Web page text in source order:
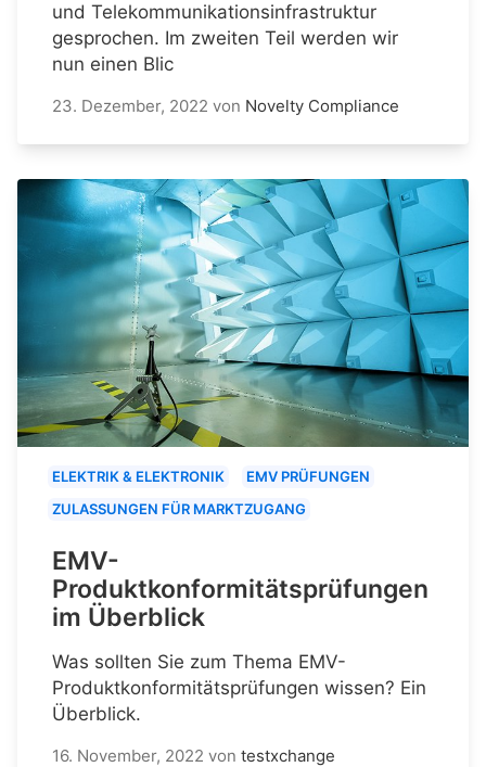
und Telekommunikationsinfrastruktur
gesprochen. Im zweiten Teil werden wir
nun einen Blic
23. Dezember, 2022 von Novelty Compliance
ELEKTRIK & ELEKTRONIK
EMV PRÜFUNGEN
ZULASSUNGEN FÜR MARKTZUGANG
EMV-
Produktkonformitätsprüfungen
im Überblick
Was sollten Sie zum Thema EMV-
Produktkonformitätsprüfungen wissen? Ein
Überblick.
16. November, 2022 von testxchange